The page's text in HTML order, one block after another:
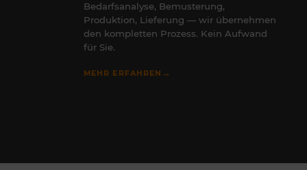
Bedarfsanalyse, Bemusterung,
Produktion, Lieferung — wir übernehmen
den kompletten Prozess. Kein Aufwand
für Sie.
MEHR ERFAHREN →